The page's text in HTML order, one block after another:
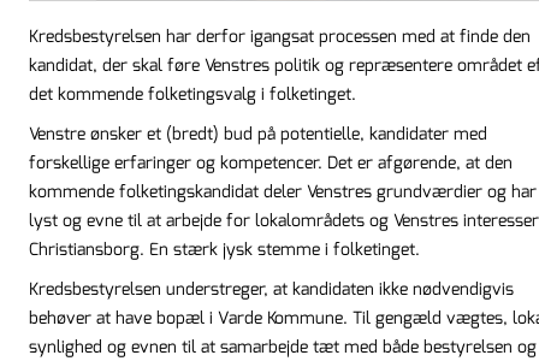
Kredsbestyrelsen har derfor igangsat processen med at finde den
kandidat, der skal føre Venstres politik og repræsentere området
det kommende folketingsvalg i folketinget.
Venstre ønsker et (bredt) bud på potentielle, kandidater med
forskellige erfaringer og kompetencer. Det er afgørende, at den
kommende folketingskandidat deler Venstres grundværdier og har
lyst og evne til at arbejde for lokalområdets og Venstres
Christiansborg. En stærk jysk stemme i folketinget.
Kredsbestyrelsen understreger, at kandidaten ikke nødvendigvis
behøver at have bopæl i Varde Kommune. Til gengæld vægtes,
synlighed og evnen til at samarbejde tæt med både bestyrelsen og